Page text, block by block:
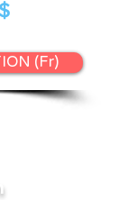
(Fr)